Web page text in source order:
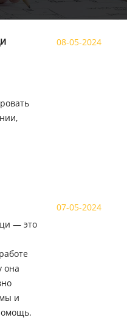
08-05-2024
— это
она
и
07-05-2024